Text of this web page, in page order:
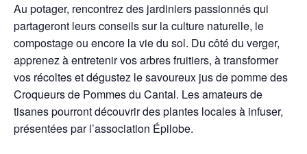
Au potager, rencontrez des jardiniers passionnés qui
partageront leurs conseils sur la culture naturelle, le
compostage ou encore la vie du sol. Du côté du verger,
apprenez à entretenir vos arbres fruitiers, à transformer
vos récoltes et dégustez le savoureux jus de pomme des
Croqueurs de Pommes du Cantal. Les amateurs de
tisanes pourront découvrir des plantes locales à infuser,
présentées par l’association Épilobe.